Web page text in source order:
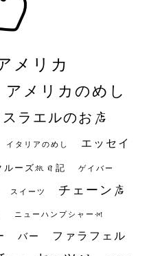
メリカ
アメリカのめし
スラエルのお店
イタリアのめし エッセイ
ルーズ旅日記 ゲイバー
スイーツ チェーン店
ニューハンプシャー州
バー ファラフェル